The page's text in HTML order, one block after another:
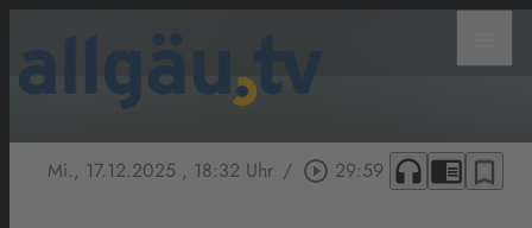
Mi., 17.12.2025 , 18:32 Uhr / play_circle_outline 29:59 headphones chrome_reader_mode bookmark_border